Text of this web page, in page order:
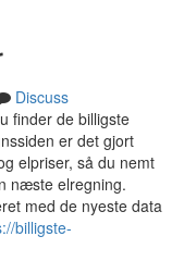
Discuss
finder de billigste
er det gjort
elpriser, så du nemt
næste elregning.
med de nyeste data
billigste-